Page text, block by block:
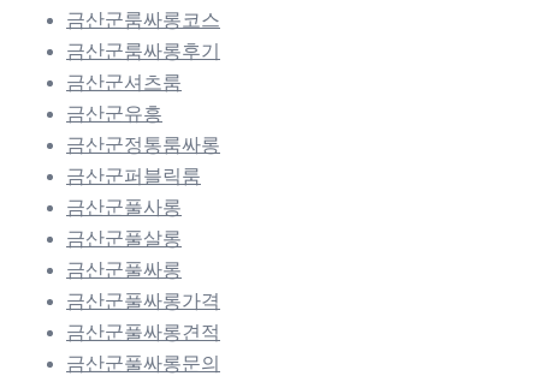
금산군룸싸롱코스
금산군룸싸롱후기
금산군셔츠룸
금산군유흥
금산군정통룸싸롱
금산군퍼블릭룸
금산군풀사롱
금산군풀살롱
금산군풀싸롱
금산군풀싸롱가격
금산군풀싸롱견적
금산군풀싸롱문의